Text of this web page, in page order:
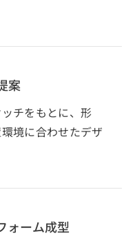
案
チをもとに、形
境に合わせたデザ
ォーム成型